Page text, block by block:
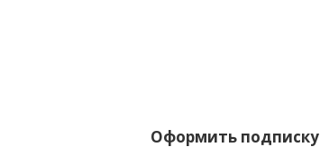
Оформить подписку